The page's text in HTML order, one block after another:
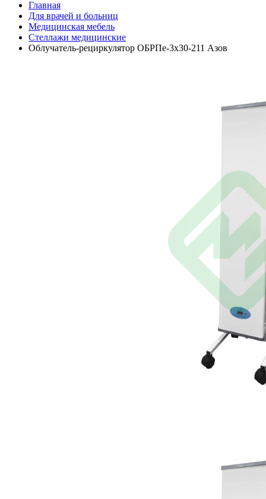
Главная
Для врачей и больниц
Медицинская мебель
Стеллажи медицинские
Облучатель-рециркулятор ОБРПе-3x30-211 Азов